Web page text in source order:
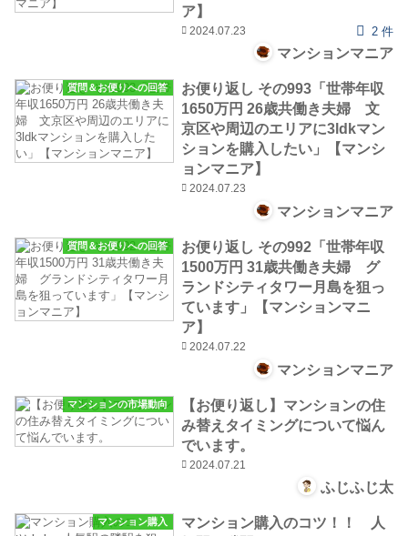
ア】
2024.07.23 2 件
マンションマニア
質問＆お便りへの回答
お便り返し その993「世帯年収
1650万円 26歳共働き夫婦 文
京区や周辺のエリアに3ldkマン
ションを購入したい」【マンシ
ョンマニア】
2024.07.23
マンションマニア
質問＆お便りへの回答
お便り返し その992「世帯年収
1500万円 31歳共働き夫婦 グ
ランドシティタワー月島を狙っ
ています」【マンションマニ
ア】
2024.07.22
マンションマニア
マンションの市場動向
【お便り返し】マンションの住
み替えタイミングについて悩ん
でいます。
2024.07.21
ふじふじ太
マンション購入
マンション購入のコツ！！ 人